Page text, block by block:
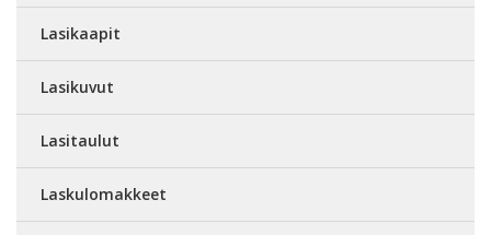
Lasikaapit
Lasikuvut
Lasitaulut
Laskulomakkeet